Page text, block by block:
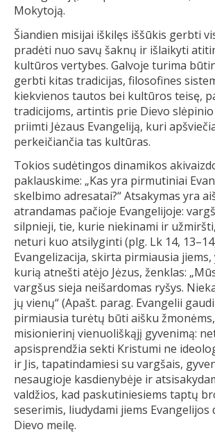
Mokytoją.
Šiandien misijai iškilęs iššūkis gerbti
pradėti nuo savų šaknų ir išlaikyti
kultūros vertybes. Galvoje turima
gerbti kitas tradicijas, filosofines
kiekvienos tautos bei kultūros teisę,
tradicijoms, artintis prie Dievo
priimti Jėzaus Evangeliją, kuri
perkeičiančia tas kultūras.
Tokios sudėtingos dinamikos
paklauskime: „Kas yra pirmutiniai
skelbimo adresatai?“ Atsakymas yra
atrandamas pačioje Evangelijoje:
silpnieji, tie, kurie niekinami ir
neturi kuo atsilyginti (plg. Lk 14,
Evangelizacija, skirta pirmiausia
kurią atnešti atėjo Jėzus, ženklas:
vargšus sieja neišardomas ryšys.
jų vienų“ (Apašt. parag. Evangelii
pirmiausia turėtų būti aišku
misionierinį vienuoliškąjį gyvenimą:
apsisprendžia sekti Kristumi ne
ir Jis, tapatindamiesi su vargšais,
nesaugioje kasdienybėje ir
valdžios, kad paskutiniesiems taptų
seserimis, liudydami jiems Evangelijos
Dievo meilę.